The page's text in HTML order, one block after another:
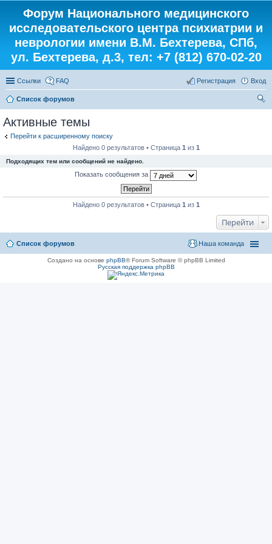
Форум Национального медицинского
исследовательского центра психиатрии и
неврологии имени В.М. Бехтерева, СПб,
ул. Бехтерева, д.3, тел: +7 (812) 670-02-20
Ссылки FAQ Вход
Регистрация
Список форумов
Активные темы
Перейти к расширенному поиску
Найдено 0 результатов • Страница 1 из 1
Подходящих тем или сообщений не найдено.
Показать сообщения за
Найдено 0 результатов • Страница 1 из 1
Перейти
Список форумов Наша команда
Создано на основе phpBB® Forum Software © phpBB Limited
Русская поддержка phpBB